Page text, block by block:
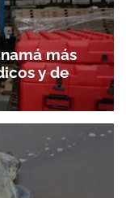
más
y de